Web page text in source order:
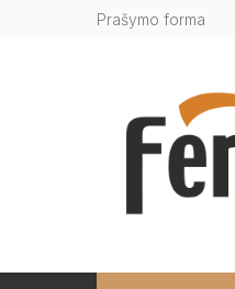
Prašymo forma